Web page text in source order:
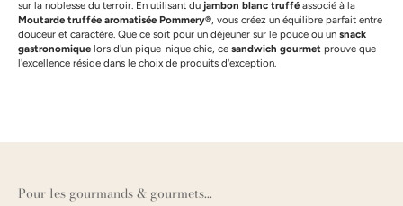
sur la noblesse du terroir. En utilisant du jambon blanc truffé associé à la
Moutarde truffée aromatisée Pommery®, vous créez un équilibre parfait entre
douceur et caractère. Que ce soit pour un déjeuner sur le pouce ou un snack
gastronomique lors d'un pique-nique chic, ce sandwich gourmet prouve que
l'excellence réside dans le choix de produits d'exception.
Pour les gourmands & gourmets...